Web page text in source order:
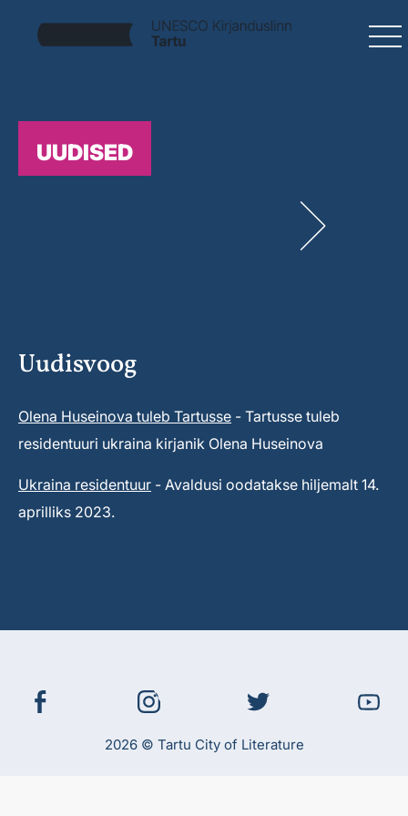
UUDISED
Uudisvoog
Olena Huseinova tuleb Tartusse - Tartusse tuleb
residentuuri ukraina kirjanik Olena Huseinova
Ukraina residentuur - Avaldusi oodatakse hiljemalt 14.
aprilliks 2023.
2026 © Tartu City of Literature